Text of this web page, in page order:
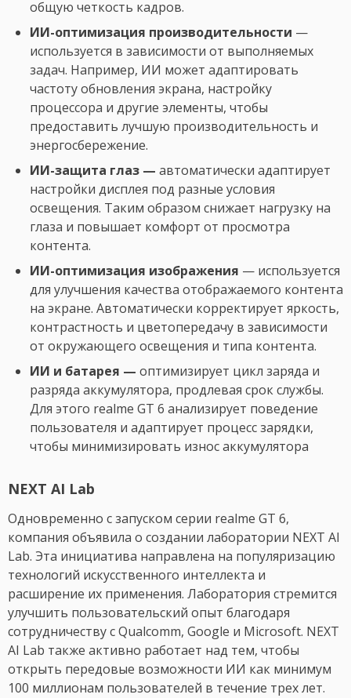
общую четкость кадров.
ИИ-оптимизация производительности —
используется в зависимости от выполняемых
задач. Например, ИИ может адаптировать
частоту обновления экрана, настройку
процессора и другие элементы, чтобы
предоставить лучшую производительность и
энергосбережение.
ИИ-защита глаз — автоматически адаптирует
настройки дисплея под разные условия
освещения. Таким образом снижает нагрузку на
глаза и повышает комфорт от просмотра
контента.
ИИ-оптимизация изображения — используется
для улучшения качества отображаемого контента
на экране. Автоматически корректирует яркость,
контрастность и цветопередачу в зависимости
от окружающего освещения и типа контента.
ИИ и батарея — оптимизирует цикл заряда и
разряда аккумулятора, продлевая срок службы.
Для этого realme GT 6 анализирует поведение
пользователя и адаптирует процесс зарядки,
чтобы минимизировать износ аккумулятора
NEXT AI Lab
Одновременно с запуском серии realme GT 6,
компания объявила о создании лаборатории NEXT AI
Lab. Эта инициатива направлена на популяризацию
технологий искусственного интеллекта и
расширение их применения. Лаборатория стремится
улучшить пользовательский опыт благодаря
сотрудничеству с Qualcomm, Google и Microsoft. NEXT
AI Lab также активно работает над тем, чтобы
открыть передовые возможности ИИ как минимум
100 миллионам пользователей в течение трех лет.